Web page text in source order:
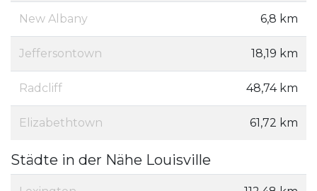
New Albany 6,8 km
Jeffersontown 18,19 km
Radcliff 48,74 km
Elizabethtown 61,72 km
Städte in der Nähe Louisville